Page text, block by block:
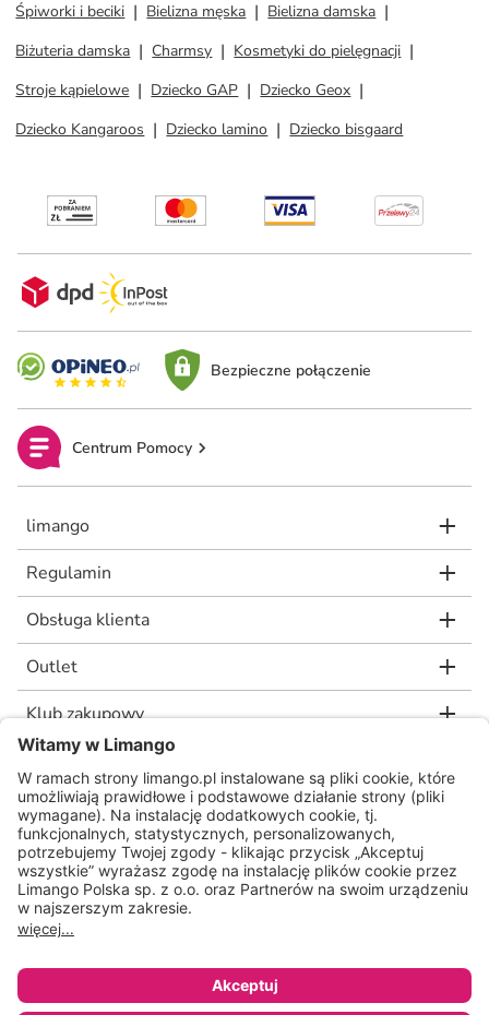
Śpiworki i beciki
Bielizna męska
Bielizna damska
Biżuteria damska
Charmsy
Kosmetyki do pielęgnacji
Stroje kąpielowe
Dziecko GAP
Dziecko Geox
Dziecko Kangaroos
Dziecko lamino Dziecko bisgaard
Bezpieczne połączenie
Centrum Pomocy
limango
Regulamin
Obsługa klienta
Outlet
Klub zakupowy
limango.de limango.nl